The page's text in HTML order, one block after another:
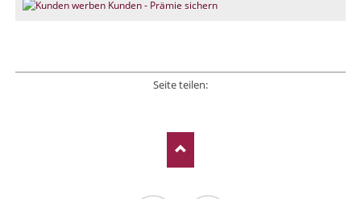
Seite teilen: